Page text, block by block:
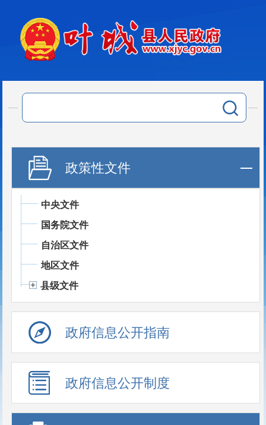
政策性文件
中央文件
国务院文件
自治区文件
地区文件
县级文件
政府信息公开指南
政府信息公开制度